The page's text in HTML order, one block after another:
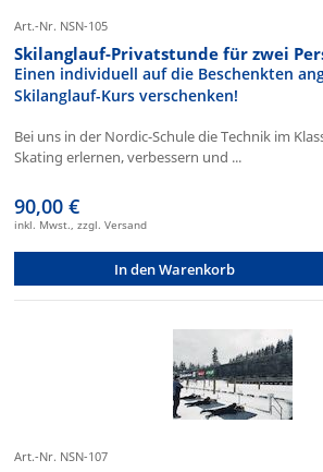
Art.-Nr. NSN-105
Skilanglauf-Privatstunde für zwei
Einen individuell auf die Beschenkten
Skilanglauf-Kurs verschenken!
Bei uns in der Nordic-Schule die Technik im
Skating erlernen, verbessern und ...
90,00 €
inkl. Mwst., zzgl. Versand
In den Warenkorb
Art.-Nr. NSN-107